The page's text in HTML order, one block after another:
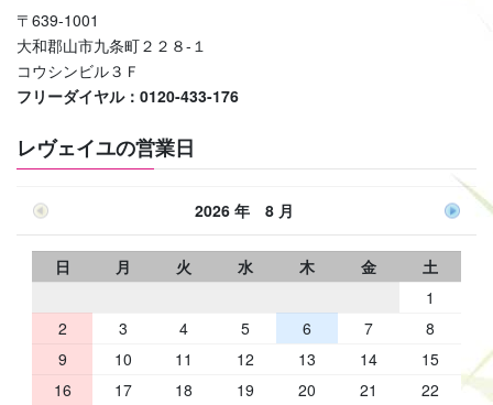
〒639-1001
大和郡山市九条町２２８-１
コウシンビル３Ｆ
フリーダイヤル：0120-433-176
レヴェイユの営業日
2026 年 8 月
日 月 火 水 木 金
土
1
2
3 4 5 6 7
8
9
10 11 12 13 14
15
16
17 18 19 20 21
22